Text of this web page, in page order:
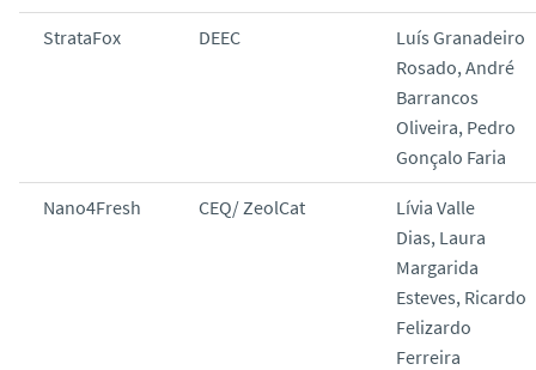
StrataFox DEEC
Luís Granadeiro
Rosado, André
Barrancos
Oliveira, Pedro
Gonçalo Faria
Nano4Fresh CEQ/ ZeolCat
Lívia Valle
Dias, Laura
Margarida
Esteves, Ricardo
Felizardo
Ferreira